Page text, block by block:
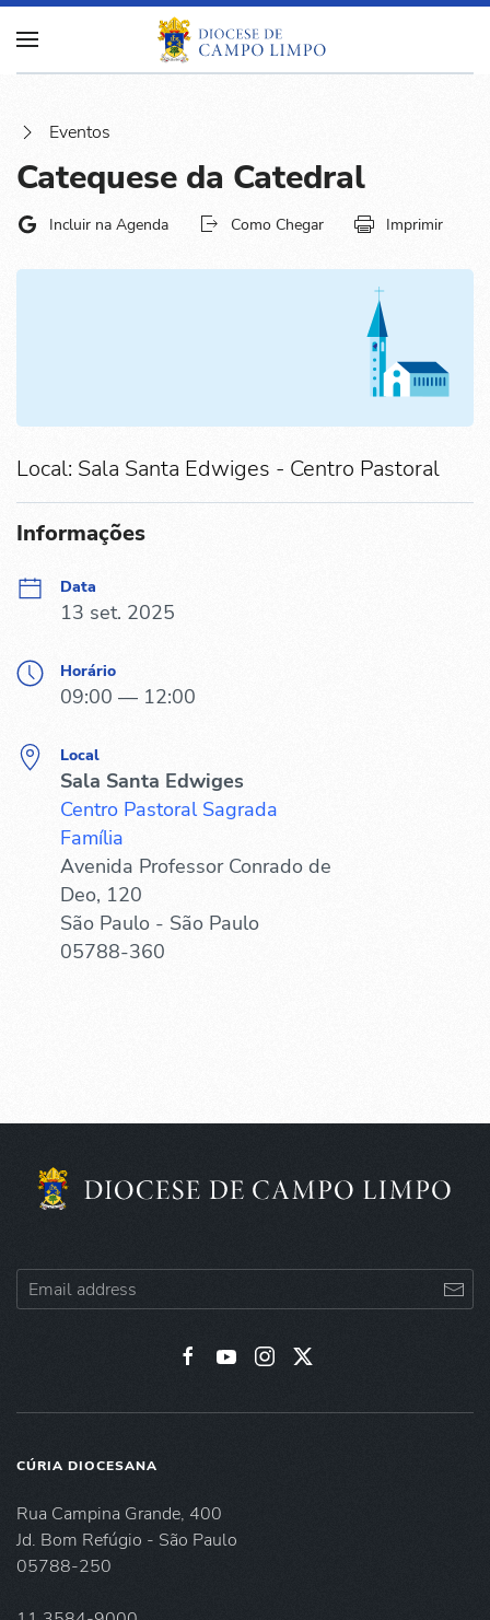
Eventos
Catequese da Catedral
Incluir na Agenda Como Chegar Imprimir
Local: Sala Santa Edwiges - Centro Pastoral
Informações
Data
13 set. 2025
Horário
09:00 — 12:00
Local
Sala Santa Edwiges
Centro Pastoral Sagrada
Família
Avenida Professor Conrado de
Deo, 120
São Paulo - São Paulo
05788-360
CÚRIA DIOCESANA
Rua Campina Grande, 400
Jd. Bom Refúgio - São Paulo
05788-250